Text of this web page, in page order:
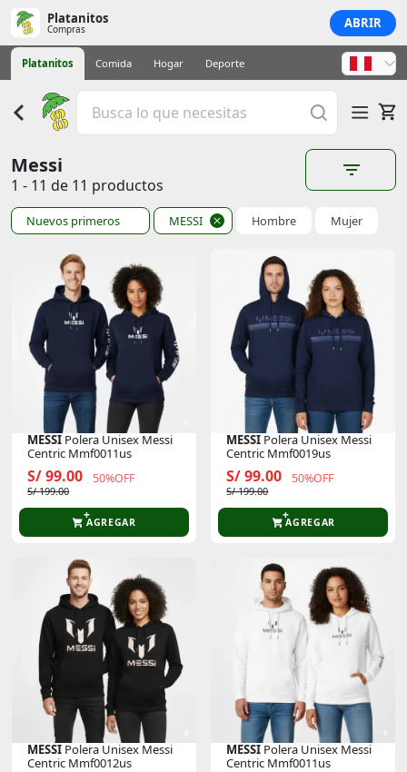
Platanitos
Compras ABRIR
Platanitos Comida Hogar Deporte
Messi
1 - 11 de 11 productos
Nuevos primeros MESSI Hombre Mujer
MESSI Polera Unisex Messi
Centric Mmf0011us
S/ 99.00 50%OFF
S/ 199.00
AGREGAR
MESSI Polera Unisex Messi
Centric Mmf0019us
S/ 99.00 50%OFF
S/ 199.00
AGREGAR
MESSI Polera Unisex Messi
Centric Mmf0012us
MESSI Polera Unisex Messi
Centric Mmf0011us